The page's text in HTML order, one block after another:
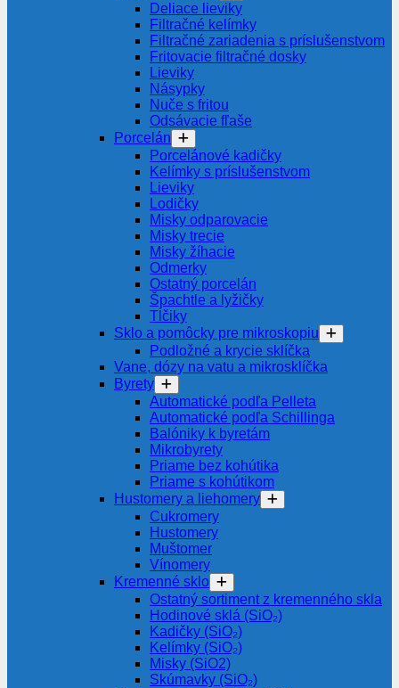
Deliace lieviky
Filtračné kelímky
Filtračné zariadenia s príslušenstvom
Fritovacie filtračné dosky
Lieviky
Násypky
Nuče s fritou
Odsávacie fľaše
Porcelán
Porcelánové kadičky
Kelímky s príslušenstvom
Lieviky
Lodičky
Misky odparovacie
Misky trecie
Misky žíhacie
Odmerky
Ostatný porcelán
Špachtle a lyžičky
Tĺčiky
Sklo a pomôcky pre mikroskopiu
Podložné a krycie sklíčka
Vane, dózy na vatu a mikrosklíčka
Byrety
Automatické podľa Pelleta
Automatické podľa Schillinga
Balóniky k byretám
Mikrobyrety
Priame bez kohútika
Priame s kohútikom
Hustomery a liehomery
Cukromery
Hustomery
Muštomer
Vínomery
Kremenné sklo
Ostatný sortiment z kremenného skla
Hodinové sklá (SiO₂)
Kadičky (SiO₂)
Kelímky (SiO₂)
Misky (SiO2)
Skúmavky (SiO₂)